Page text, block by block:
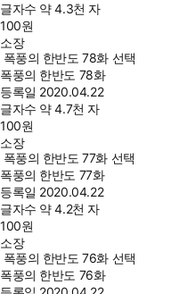
글자수 약 4.3천 자
100원
소장
폭풍의 한반도 78화 선택
폭풍의 한반도 78화
등록일 2020.04.22
글자수 약 4.7천 자
100원
소장
폭풍의 한반도 77화 선택
폭풍의 한반도 77화
등록일 2020.04.22
글자수 약 4.2천 자
100원
소장
폭풍의 한반도 76화 선택
폭풍의 한반도 76화